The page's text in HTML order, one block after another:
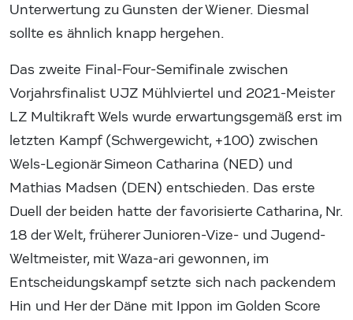
Unterwertung zu Gunsten der Wiener. Diesmal
sollte es ähnlich knapp hergehen.
Das zweite Final-Four-Semifinale zwischen
Vorjahrsfinalist UJZ Mühlviertel und 2021-Meister
LZ Multikraft Wels wurde erwartungsgemäß erst im
letzten Kampf (Schwergewicht, +100) zwischen
Wels-Legionär Simeon Catharina (NED) und
Mathias Madsen (DEN) entschieden. Das erste
Duell der beiden hatte der favorisierte Catharina, Nr.
18 der Welt, früherer Junioren-Vize- und Jugend-
Weltmeister, mit Waza-ari gewonnen, im
Entscheidungskampf setzte sich nach packendem
Hin und Her der Däne mit Ippon im Golden Score